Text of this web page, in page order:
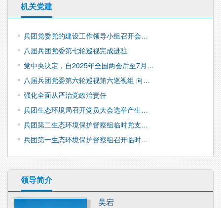
机关党建
兵团党委党的建设工作领导小组召开会…
八届兵团党委第七轮巡视完成进驻
党中央决定，自2025年全国两会后至7月…
八届兵团党委第六轮巡视第六巡视组 向…
强化全面从严治党政治责任
兵团生态环境局召开党员大会选举产生…
兵团第二生态环境保护督察组临时党支…
兵团第一生态环境保护督察组召开临时…
领导简介
吴宕